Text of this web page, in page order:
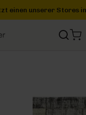
deiner Nähe entdecken